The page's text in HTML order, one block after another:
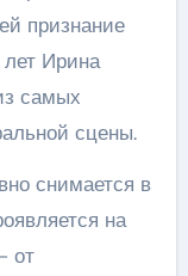
признание
Ирина
самых
сцены.
снимается в
на
от